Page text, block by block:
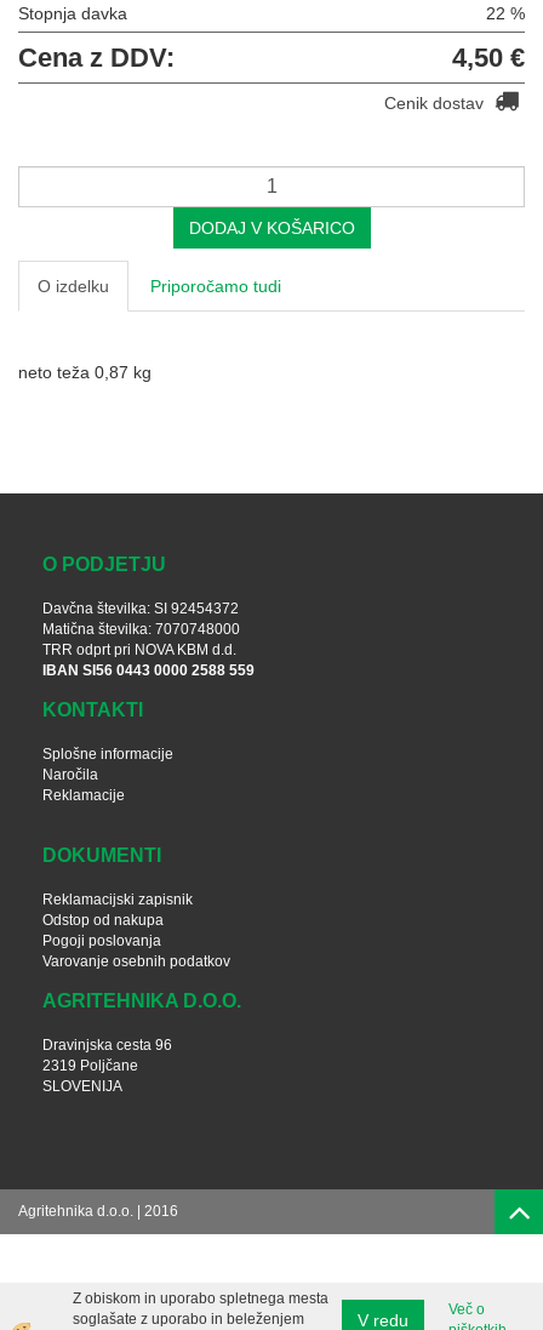
Stopnja davka 22 %
Cena z DDV: 4,50 €
Cenik dostav
DODAJ V KOŠARICO
O izdelku Priporočamo tudi
neto teža 0,87 kg
O PODJETJU
Davčna številka: SI 92454372
Matična številka: 7070748000
TRR odprt pri NOVA KBM d.d.
IBAN SI56 0443 0000 2588 559
KONTAKTI
Splošne informacije
Naročila
Reklamacije
DOKUMENTI
Reklamacijski zapisnik
Odstop od nakupa
Pogoji poslovanja
Varovanje osebnih podatkov
AGRITEHNIKA D.O.O.
Dravinjska cesta 96
2319 Poljčane
SLOVENIJA
Agritehnika d.o.o. | 2016
Z obiskom in uporabo spletnega mesta
soglašate z uporabo in beleženjem
V redu
Več o